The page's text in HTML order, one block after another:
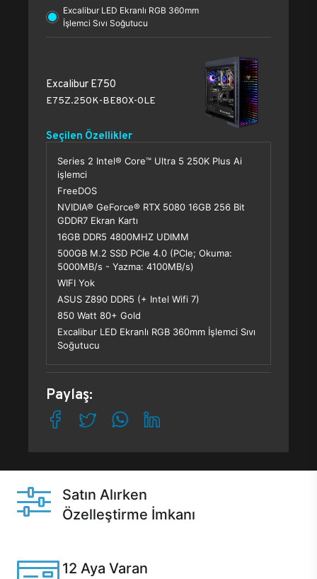
Excalibur LED Ekranlı RGB 360mm
İşlemci Sıvı Soğutucu
Excalibur E750
E75Z.250K-BE80X-0LE
Seçilen Özellikler
Series 2 Intel® Core™ Ultra 5 250K Plus Ai
işlemci
FreeDOS
NVIDIA® GeForce® RTX 5080 16GB 256 Bit
GDDR7 Ekran Kartı
16GB DDR5 4800MHZ UDIMM
500GB M.2 SSD PCle 4.0 (PCle; Okuma:
5000MB/s - Yazma: 4100MB/s)
WIFI Yok
ASUS Z890 DDR5 (+ Intel Wifi 7)
850 Watt 80+ Gold
Excalibur LED Ekranlı RGB 360mm İşlemci Sıvı
Soğutucu
Paylaş:
Satın Alırken
Özelleştirme İmkanı
12 Aya Varan